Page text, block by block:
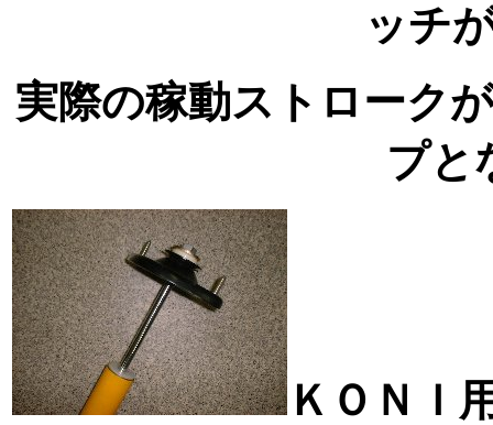
ッチ
実際の稼動ストローク
プと
ＫＯＮＩ